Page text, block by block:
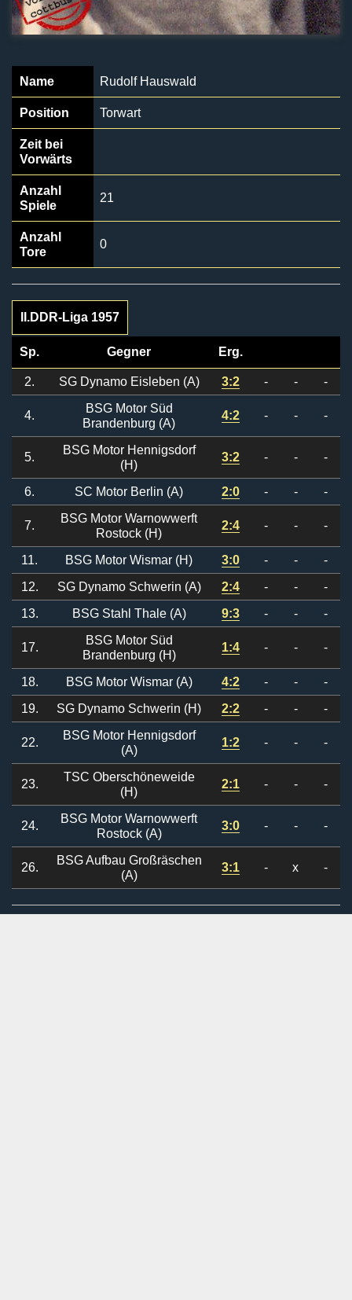
Name Rudolf Hauswald
Position Torwart
Zeit bei
Vorwärts
Anzahl
Spiele
21
Anzahl
Tore
0
II.DDR-Liga 1957
Sp. Gegner Erg.
2. SG Dynamo Eisleben (A) 3:2 - - -
4.
BSG Motor Süd
Brandenburg (A)
4:2 - - -
5.
BSG Motor Hennigsdorf
(H)
3:2 - - -
6. SC Motor Berlin (A) 2:0 - - -
7.
BSG Motor Warnowwerft
Rostock (H)
2:4 - - -
11. BSG Motor Wismar (H) 3:0 - -
-
12.
SG Dynamo Schwerin (A) 2:4 - -
-
13.
BSG Stahl Thale (A) 9:3 - - -
17.
BSG Motor Süd
Brandenburg (H)
1:4 - - -
18. BSG Motor Wismar (A) 4:2 - -
-
19.
SG Dynamo Schwerin (H) 2:2 - - -
22.
BSG Motor Hennigsdorf
(A)
1:2 - - -
23.
TSC Oberschöneweide
(H)
2:1 - - -
24.
BSG Motor Warnowwerft
Rostock (A)
3:0 - - -
26.
BSG Aufbau Großräschen
(A)
3:1 - x -